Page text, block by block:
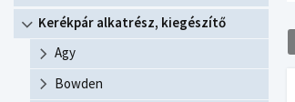
Kerékpár alkatrész, kiegészítő
Agy
Bowden